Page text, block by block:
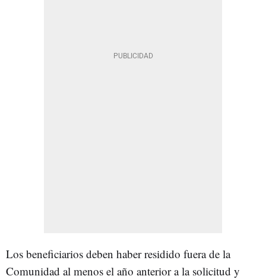
Los beneficiarios deben haber residido fuera de la
Comunidad al menos el año anterior a la solicitud y